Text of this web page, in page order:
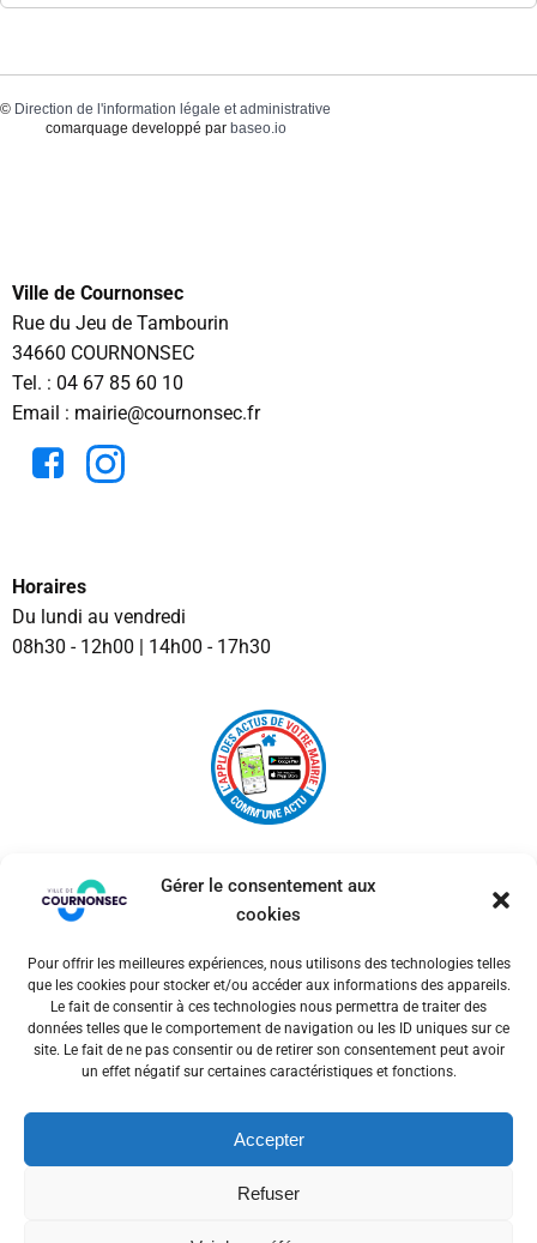
Gérer le consentement aux
cookies
Pour offrir les meilleures expériences, nous utilisons des technologies telles
que les cookies pour stocker et/ou accéder aux informations des appareils.
Le fait de consentir à ces technologies nous permettra de traiter des
données telles que le comportement de navigation ou les ID uniques sur ce
site. Le fait de ne pas consentir ou de retirer son consentement peut avoir
un effet négatif sur certaines caractéristiques et fonctions.
Accepter
Refuser
© Direction de l'information légale et administrative
comarquage developpé par baseo.io
Ville de Cournonsec
Rue du Jeu de Tambourin
34660 COURNONSEC
Tel. : 04 67 85 60 10
Email : mairie@cournonsec.fr
Horaires
Du lundi au vendredi
08h30 - 12h00 | 14h00 - 17h30
© 2026 Ville de Cournonsec. Un service proposé par
Comm'un Site
Mentions légales